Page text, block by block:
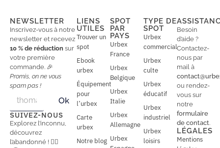
NEWSLETTER
Inscrivez-vous à notre
newsletter et recevez
10 % de réduction sur
votre première
commande. 🎉
Promis, on ne vous
spam pas !
a
i
l
a
i
l
*
Ok
SUIVEZ-NOUS
Explorez l’inconnu,
découvrez
l’abandonné ! 🕵️‍♂️
LIENS
UTILES
Trouver un
spot
Ebook
urbex
Équipement
pour
l’urbex
Carte
urbex
Notre blog
SPOT
PAR
PAYS
Urbex
France
Urbex
Belgique
Urbex
Italie
Urbex
Allemagne
Urbex
TYPE DE
SPOT
Urbex
commercial
Urbex
culte
Urbex
éducatif
Urbex
industriel
Urbex
loisirs
Besoin
d’aide ?
Contactez-
nous par
mail à
ou rendez-
vous sur
notre
formulaire
de contact.
LÉGALES
Mentions